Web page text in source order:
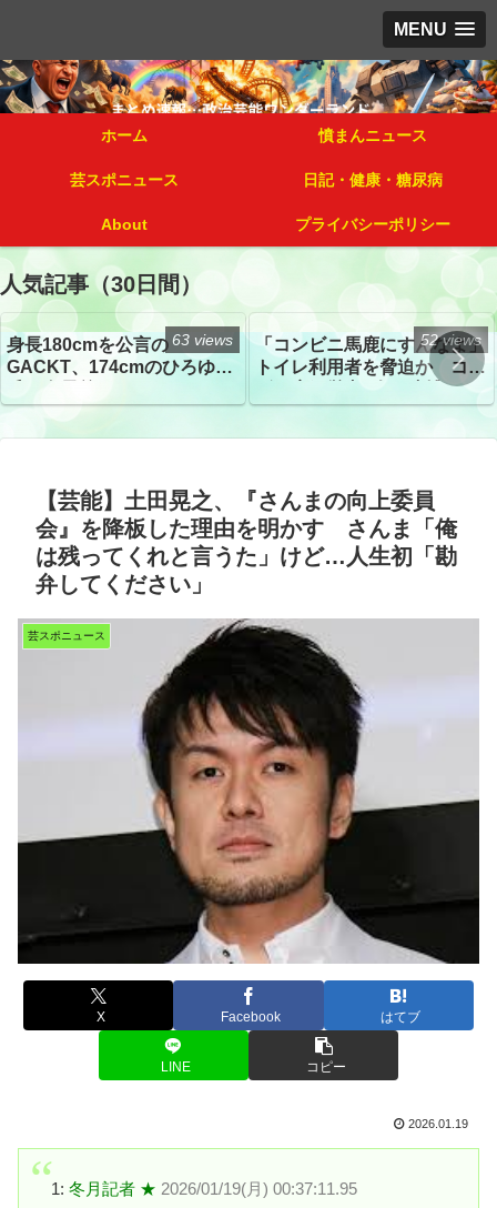
MENU
ホーム 憤まんニュース
芸スポニュース 日記・健康・糖尿病
About プライバシーポリシー
人気記事（30日間）
身長180cmを公言の
GACKT、174cmのひろゆき
トざわつき イベントでの写
真が話題
63 views
「コンビニ馬鹿にすんなよ」
トイレ利用者を脅迫か コン
52 views
【芸能】土田晃之、『さんまの向上委員
会』を降板した理由を明かす さんま「俺
は残ってくれと言うた」けど…人生初「勘
弁してください」
芸スポニュース
X Facebook はてブ
LINE コピー
2026.01.19
1: 冬月記者 ★ 2026/01/19(月) 00:37:11.95